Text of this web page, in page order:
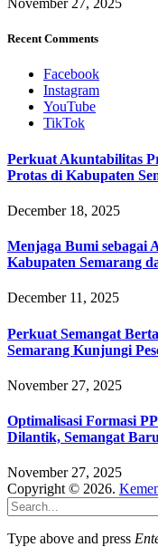
November 27, 2025
Recent Comments
Facebook
Instagram
YouTube
TikTok
Perkuat Akuntabilitas
Protas di Kabupaten
December 18, 2025
Menjaga Bumi sebagai
Kabupaten Semarang
December 11, 2025
Perkuat Semangat
Semarang Kunjungi
November 27, 2025
Optimalisasi Formasi
Dilantik, Semangat
November 27, 2025
Copyright © 2026.
Type above and press